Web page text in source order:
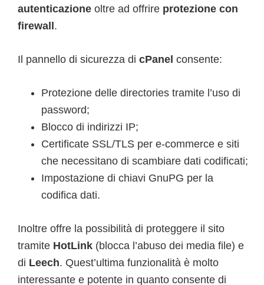
autenticazione oltre ad offrire protezione con
firewall.
Il pannello di sicurezza di cPanel consente:
Protezione delle directories tramite l’uso di
password;
Blocco di indirizzi IP;
Certificate SSL/TLS per e-commerce e siti
che necessitano di scambiare dati codificati;
Impostazione di chiavi GnuPG per la
codifica dati.
Inoltre offre la possibilità di proteggere il sito
tramite HotLink (blocca l’abuso dei media file) e
di Leech. Quest’ultima funzionalità è molto
interessante e potente in quanto consente di